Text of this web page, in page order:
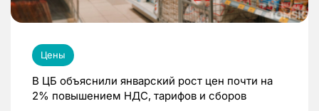
Цены
В ЦБ объяснили январский рост цен почти на
2% повышением НДС, тарифов и сборов